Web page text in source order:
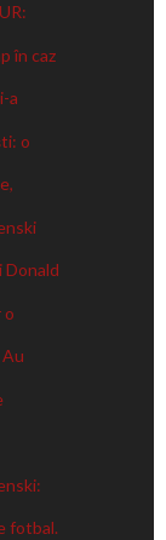
în caz
a
o
Donald
o
fotbal.